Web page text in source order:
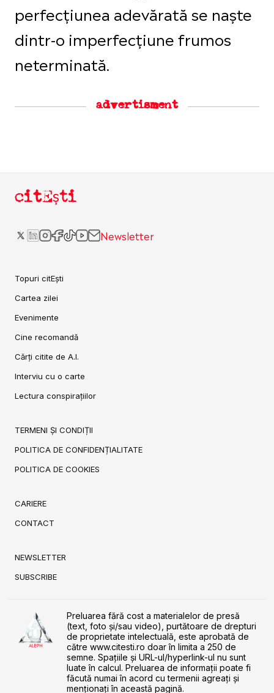
perfecțiunea adevărată se naște
dintr-o imperfecțiune frumos
neterminată.
advertisment
citEști
Newsletter
Topuri citEști
Cartea zilei
Evenimente
Cine recomandă
Cărți citite de A.I.
Interviu cu o carte
Lectura conspirațiilor
TERMENI ȘI CONDIȚII
POLITICA DE CONFIDENȚIALITATE
POLITICA DE COOKIES
CARIERE
CONTACT
NEWSLETTER
SUBSCRIBE
Preluarea fără cost a materialelor de presă
(text, foto și/sau video), purtătoare de drepturi
de proprietate intelectuală, este aprobată de
către www.citesti.ro doar în limita a 250 de
semne. Spaţiile şi URL-ul/hyperlink-ul nu sunt
luate în calcul. Preluarea de informaţii poate fi
făcută numai în acord cu termenii agreaţi şi
menţionaţi în această pagină.